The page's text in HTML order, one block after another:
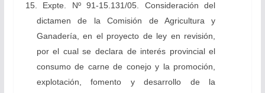
15. Expte. Nº 91-15.131/05. Consideración del
dictamen de la Comisión de Agricultura y
Ganadería, en el proyecto de ley en revisión,
por el cual se declara de interés provincial el
consumo de carne de conejo y la promoción,
explotación, fomento y desarrollo de la